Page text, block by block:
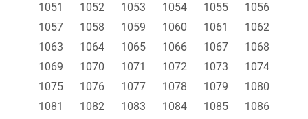
1051
1052 1053 1054 1055
1056
1057
1058 1059 1060 1061
1062
1063
1064 1065 1066 1067
1068
1069
1070 1071 1072 1073
1074
1075
1076 1077 1078 1079
1080
1081
1082 1083 1084 1085
1086